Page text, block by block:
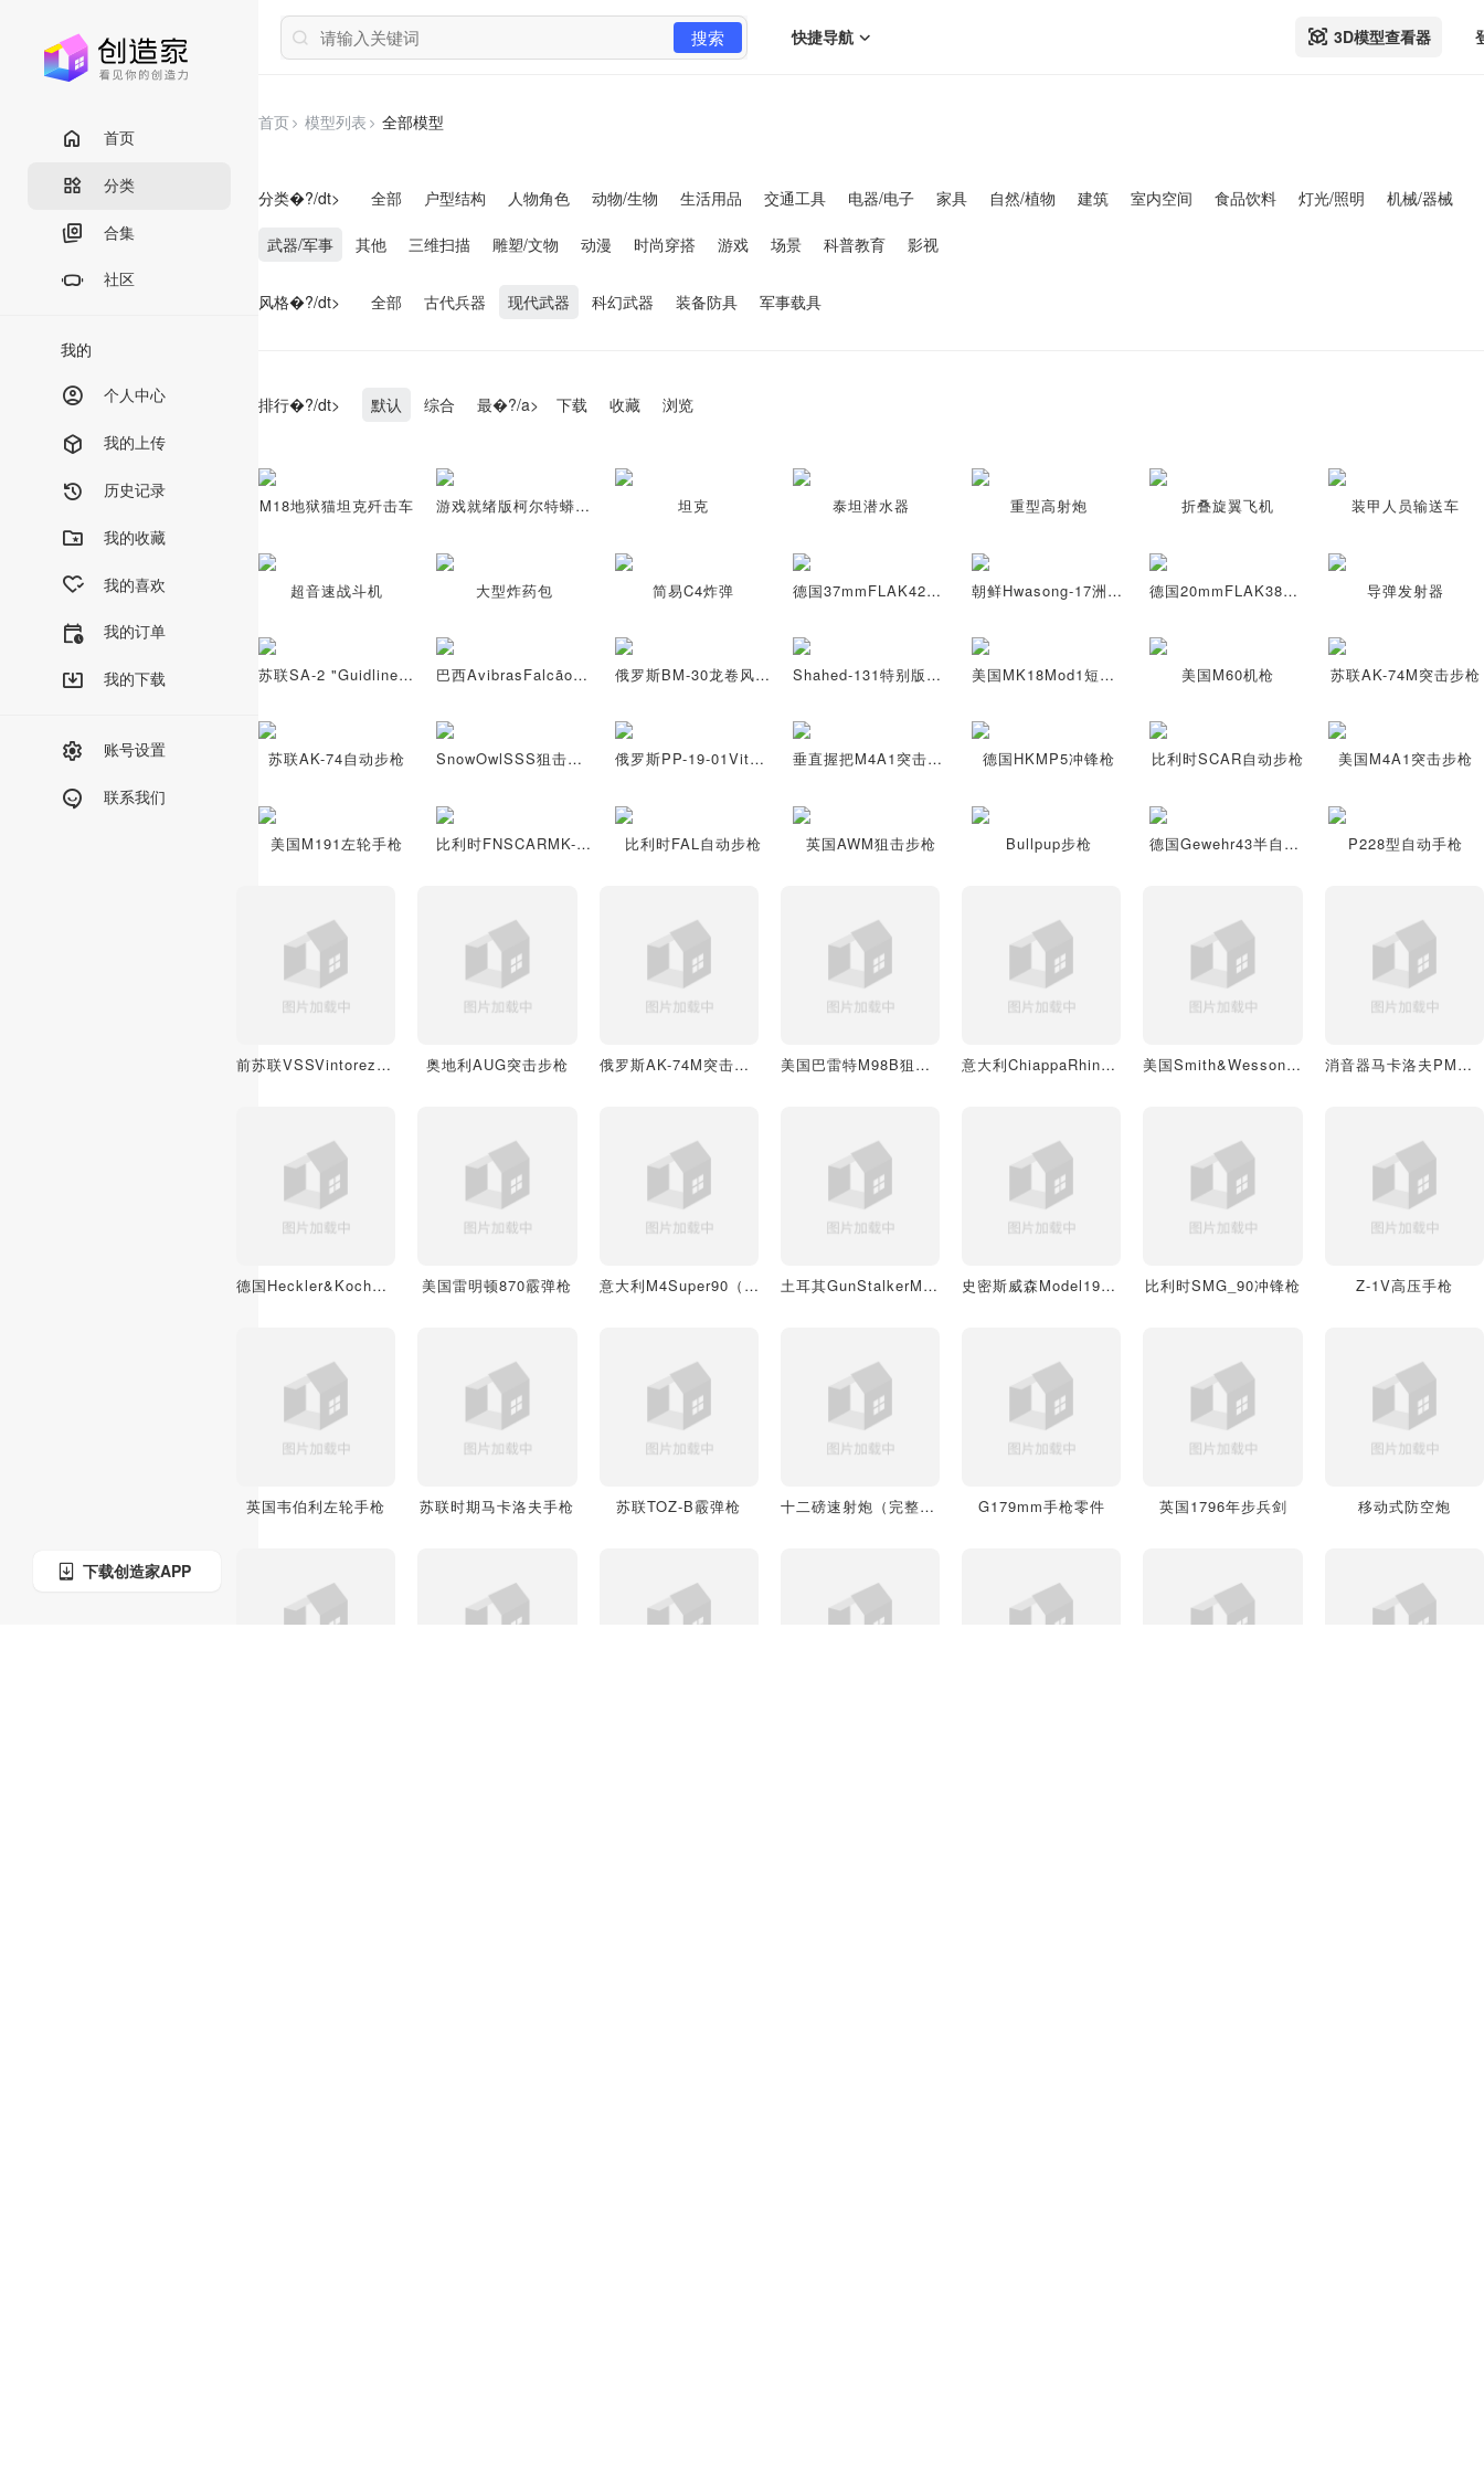
搜索 快捷导航 3D模型查看器
首页
分类
合集
社区
我的
个人中心
我的上传
历史记录
我的收藏
我的喜欢
我的订单
我的下载
账号设置
联系我们
下载创造家APP
首页 模型列表 全部模型
分类�?/dt> 全部 户型结构 人物角色 动物/生物 生活用品 交通工具 电器/电子 家具 自然/植物 建筑 室内空间 食品饮料 灯光/照明 机械/器械
武器/军事 其他 三维扫描 雕塑/文物 动漫 时尚穿搭 游戏 场景 科普教育 影视
风格�?/dt> 全部 古代兵器 现代武器 科幻武器 装备防具 军事载具
排行�?/dt> 默认 综合 最�?/a> 下载 收藏 浏览
M18地狱猫坦克歼击车 游戏就绪版柯尔特蟒蛇左轮手枪 坦克 泰坦潜水器 重型高射炮 折叠旋翼飞机 装甲人员输送车
超音速战斗机 大型炸药包 简易C4炸弹 德国37mmFLAK42高射炮 朝鲜Hwasong-17洲际弹道导弹 德国20mmFLAK38防空炮 导弹发射器
苏联SA-2 "Guidline"地对空导弹系统 巴西AvibrasFalcãoHarpia无人机 俄罗斯BM-30龙卷风式火箭炮 Shahed-131特别版无人机 美国MK18Mod1短枪管步枪 美国M60机枪 苏联AK-74M突击步枪
苏联AK-74自动步枪 SnowOwlSSS狙击步枪 俄罗斯PP-19-01Vityaz冲锋枪 垂直握把M4A1突击步枪 德国HKMP5冲锋枪 比利时SCAR自动步枪 美国M4A1突击步枪
美国M191左轮手枪 比利时FNSCARMK-17步枪 比利时FAL自动步枪 英国AWM狙击步枪 Bullpup步枪 德国Gewehr43半自动步枪 P228型自动手枪
前苏联VSSVintorez微声狙击步枪 奥地利AUG突击步枪 俄罗斯AK-74M突击步枪 美国巴雷特M98B狙击步枪 意大利ChiappaRhino20DS转轮手枪 美国Smith&WessonSD40手枪 消音器马卡洛夫PM手枪
德国Heckler&KochUSP手枪 美国雷明顿870霰弹枪 意大利M4Super90（JW2）半自动霰弹枪 土耳其GunStalkerM906仿真枪 史密斯威森Model19左轮手枪 比利时SMG_90冲锋枪 Z-1V高压手枪
英国韦伯利左轮手枪 苏联时期马卡洛夫手枪 苏联TOZ-B霰弹枪 十二磅速射炮（完整版） G179mm手枪零件 英国1796年步兵剑 移动式防空炮